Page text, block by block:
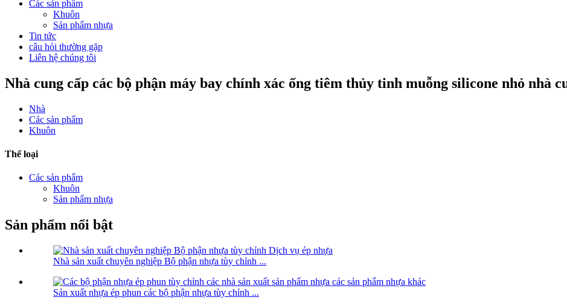
Các sản phẩm
Khuôn
Sản phẩm nhựa
Tin tức
câu hỏi thường gặp
Liên hệ chúng tôi
Nhà cung cấp các bộ phận máy bay chính xác ống tiêm thủy tinh muỗng silicone nhỏ nhà
Nhà
Các sản phẩm
Khuôn
Thể loại
Các sản phẩm
Khuôn
Sản phẩm nhựa
Sản phẩm nổi bật
Nhà sản xuất chuyên nghiệp Bộ phận nhựa tùy chỉnh ...
Sản xuất nhựa ép phun các bộ phận nhựa tùy chỉnh ...